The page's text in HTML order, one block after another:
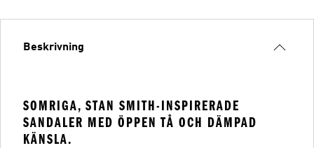
Beskrivning
SOMRIGA, STAN SMITH-INSPIRERADE
SANDALER MED ÖPPEN TÅ OCH DÄMPAD
KÄNSLA.